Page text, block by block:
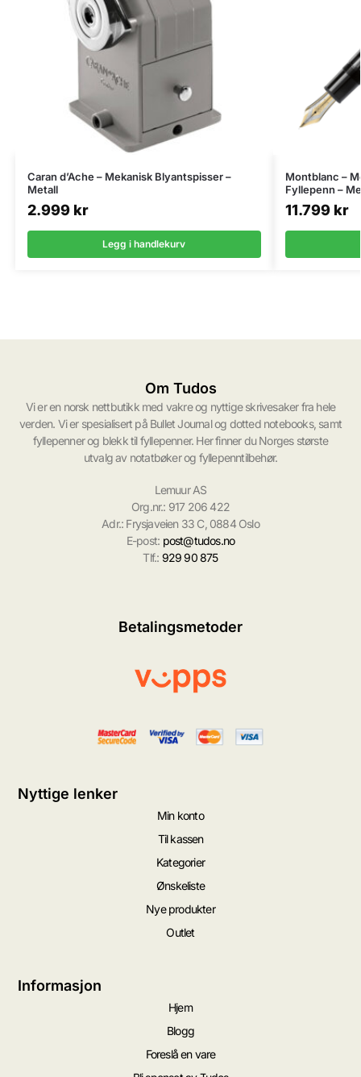
Caran d’Ache – Mekanisk Blyantspisser –
Metall
2.999 kr
Legg i handlekurv
Montblanc –
Fyllepenn –
11.799 kr
Om Tudos
Vi er en norsk nettbutikk med vakre og nyttige skrivesaker fra hele
verden. Vi er spesialisert på Bullet Journal og dotted notebooks, samt
fyllepenner og blekk til fyllepenner. Her finner du Norges største
utvalg av notatbøker og fyllepenntilbehør.
Lemuur AS
Org.nr.: 917 206 422
Adr.: Frysjaveien 33 C, 0884 Oslo
E-post: post@tudos.no
Tlf.: 929 90 875
Betalingsmetoder
Nyttige lenker
Min konto
Til kassen
Kategorier
Ønskeliste
Nye produkter
Outlet
Informasjon
Hjem
Blogg
Foreslå en vare